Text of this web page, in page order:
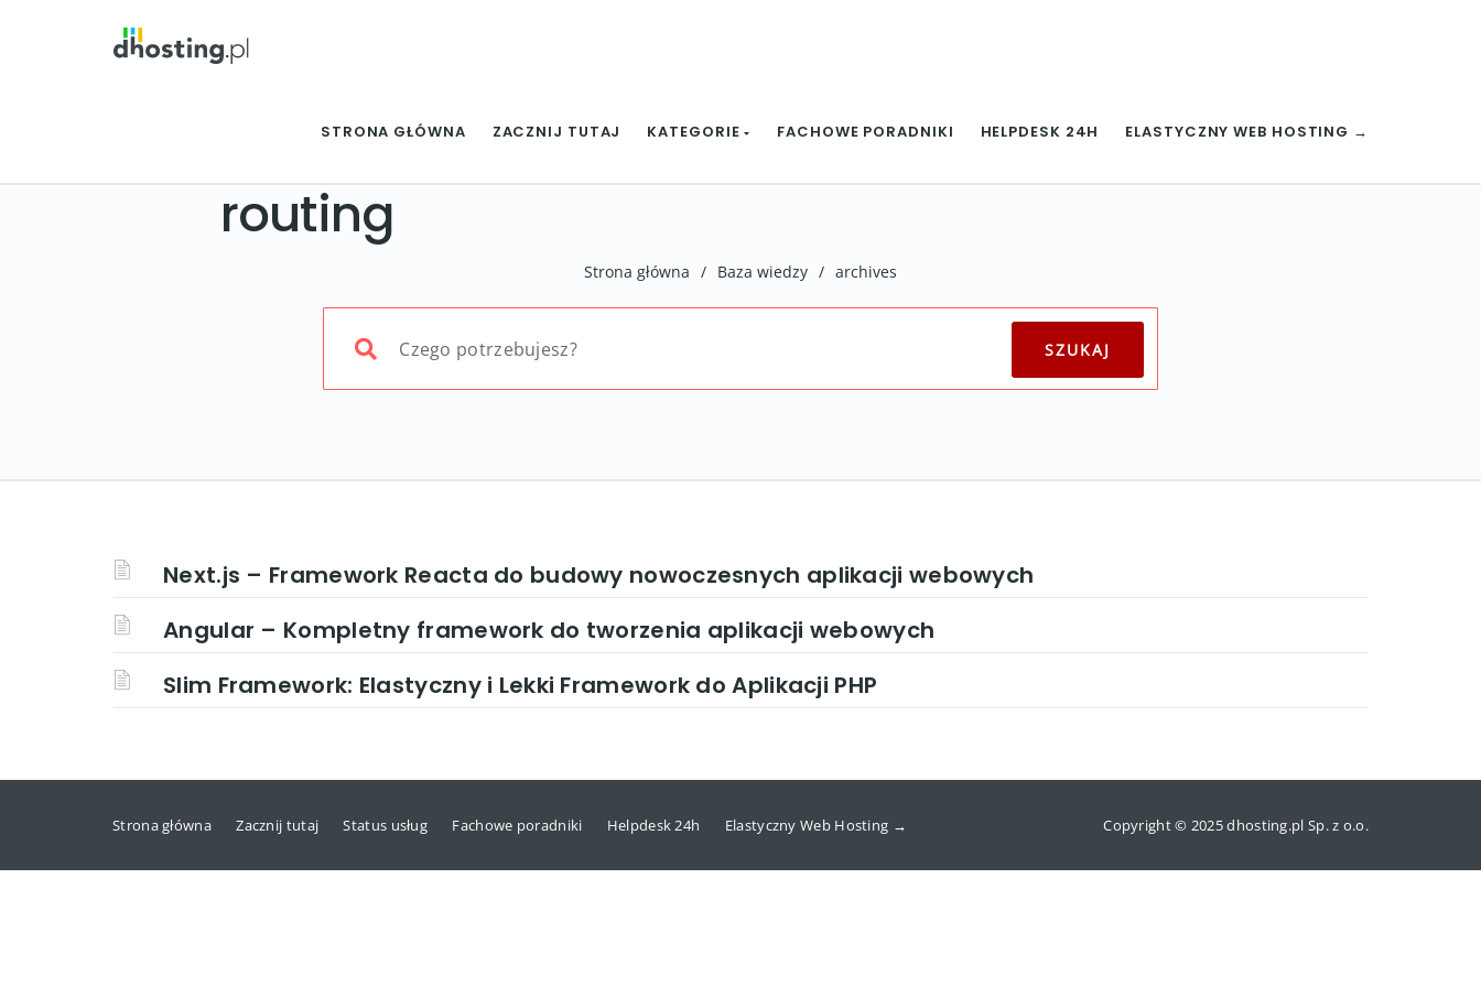
STRONA GŁÓWNA ZACZNIJ TUTAJ KATEGORIE FACHOWE PORADNIKI HELPDESK 24H ELASTYCZNY WEB HOSTING →
routing
Strona główna / Baza wiedzy / archives
Next.js – Framework Reacta do budowy nowoczesnych aplikacji webowych
Angular – Kompletny framework do tworzenia aplikacji webowych
Slim Framework: Elastyczny i Lekki Framework do Aplikacji PHP
Strona główna Zacznij tutaj Status usług Fachowe poradniki Helpdesk 24h Elastyczny Web Hosting → Copyright © 2025 dhosting.pl Sp. z o.o.